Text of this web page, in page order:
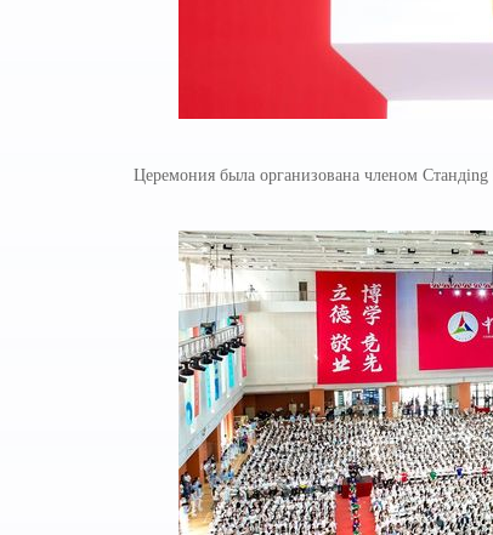
Церемония была организована членом